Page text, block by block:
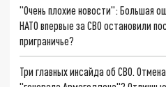
"Очень плохие новости": Большая
НАТО впервые за СВО остановили
приграничье?
Три главных инсайда об СВО.